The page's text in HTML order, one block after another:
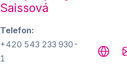
Saissová
Telefon
+420 543 233 930-
1